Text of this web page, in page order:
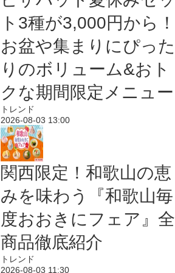
ト3種が3,000円から！
お盆や集まりにぴった
りのボリューム&おト
クな期間限定メニュー
トレンド
2026-08-03 13:00
関西限定！和歌山の恵
みを味わう『和歌山毎
度おおきにフェア』全
商品徹底紹介
トレンド
2026-08-03 11:30